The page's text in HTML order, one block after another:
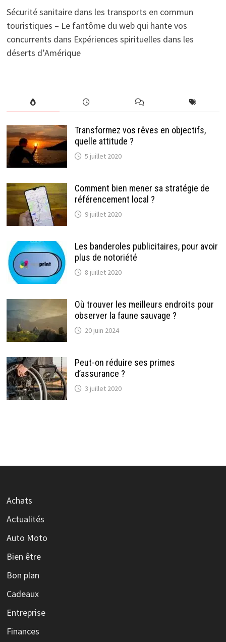
Sécurité sanitaire dans les transports en commun
touristiques – Le fantôme du web qui hante vos
concurrents dans Expériences spirituelles dans les
déserts d’Amérique
Transformez vos rêves en objectifs,
quelle attitude ?
5 juillet 2020
Comment bien mener sa stratégie de
référencement local ?
9 juillet 2020
Les banderoles publicitaires, pour avoir
plus de notoriété
8 juillet 2020
Où trouver les meilleurs endroits pour
observer la faune sauvage ?
20 juin 2024
Peut-on réduire ses primes
d’assurance ?
3 juillet 2020
Achats
Actualités
Auto Moto
Bien être
Bon plan
Cadeaux
Entreprise
Finances